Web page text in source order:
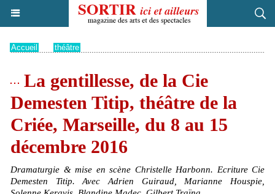
Accueil théâtre
La gentillesse, de la Cie
Demesten Titip, théâtre de la
Criée, Marseille, du 8 au 15
décembre 2016
Dramaturgie & mise en scène Christelle Harbonn. Ecriture Cie
Demesten Titip. Avec Adrien Guiraud, Marianne Houspie,